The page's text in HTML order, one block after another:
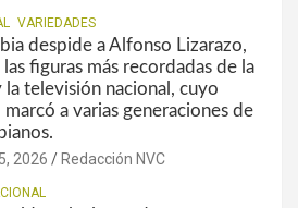
VARIEDADES
despide a Alfonso Lizarazo,
las figuras más recordadas de la
la televisión nacional, cuyo
marcó a varias generaciones de
2026 Redacción NVC